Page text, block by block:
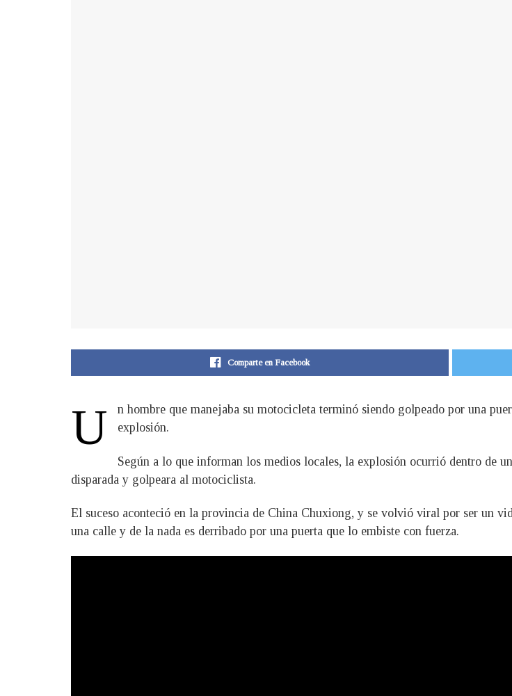
Comparte en Facebook
U
n hombre que manejaba su motocicleta terminó siendo golpeado por una
explosión.
Según a lo que informan los medios locales, la explosión ocurrió dentro de
disparada y golpeara al motociclista.
El suceso aconteció en la provincia de China Chuxiong, y se volvió viral por ser un
una calle y de la nada es derribado por una puerta que lo embiste con fuerza.